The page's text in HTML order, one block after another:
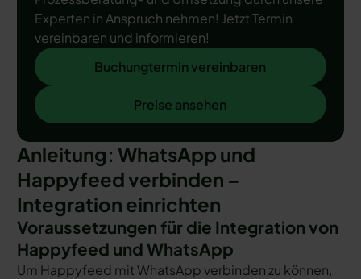
Experten in Anspruch nehmen! Jetzt Termin
vereinbaren und informieren!
Buchungtermin vereinbaren
Buchungtermin vereinbaren
Preise ansehen
Preise ansehen
Anleitung: WhatsApp und
Happyfeed verbinden –
Integration einrichten
Voraussetzungen für die Integration von
Happyfeed und WhatsApp
Um Happyfeed mit WhatsApp verbinden zu können,